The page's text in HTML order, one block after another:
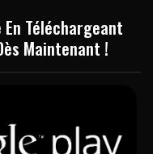
Téléchargeant
Maintenant !